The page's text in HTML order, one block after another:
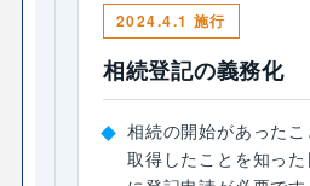
2024.4.1 施行
相続登記の義務化
相続の開始があった
取得したことを知っ